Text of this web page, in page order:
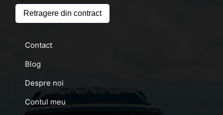
Retragere din contract
Contact
Blog
Despre noi
Contul meu